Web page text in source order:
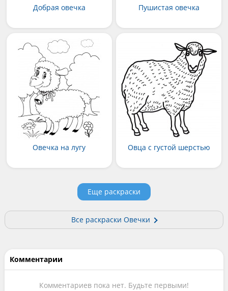
Добрая овечка Пушистая овечка
Овечка на лугу Овца с густой шерстью
Еще раскраски
Все раскраски Овечки
Комментарии
Комментариев пока нет. Будьте первыми!